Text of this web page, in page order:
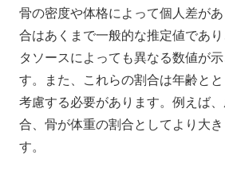
骨の密度や体格によって個人差が
合はあくまで一般的な推定値であ
タソースによっても異なる数値が
す。また、これらの割合は年齢と
考慮する必要があります。例えば
合、骨が体重の割合としてより大
す。